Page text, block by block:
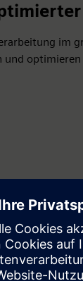
im
optimieren